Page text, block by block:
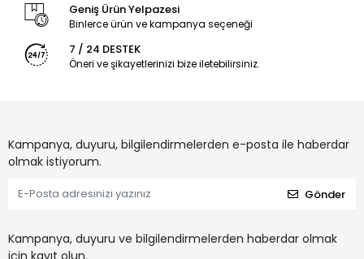
Geniş Ürün Yelpazesi
Binlerce ürün ve kampanya seçeneği
7 / 24 DESTEK
Öneri ve şikayetlerinizi bize iletebilirsiniz.
Kampanya, duyuru, bilgilendirmelerden e-posta ile haberdar
olmak istiyorum.
Gönder
Kampanya, duyuru ve bilgilendirmelerden haberdar olmak
için kayıt olun.